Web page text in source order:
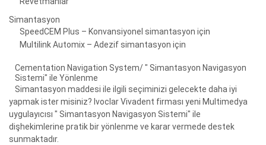
Simantasyon
SpeedCEM Plus – Konvansiyonel simantasyon için
Multilink Automix – Adezif simantasyon için
Cementation Navigation System/ " Simantasyon Navigasyon
Sistemi" ile Yönlenme
Simantasyon maddesi ile ilgili seçiminizi gelecekte daha iyi
yapmak ister misiniz? Ivoclar Vivadent firması yeni Multimedya
uygulayıcısı " Simantasyon Navigasyon Sistemi" ile
dişhekimlerine pratik bir yönlenme ve karar vermede destek
sunmaktadır.